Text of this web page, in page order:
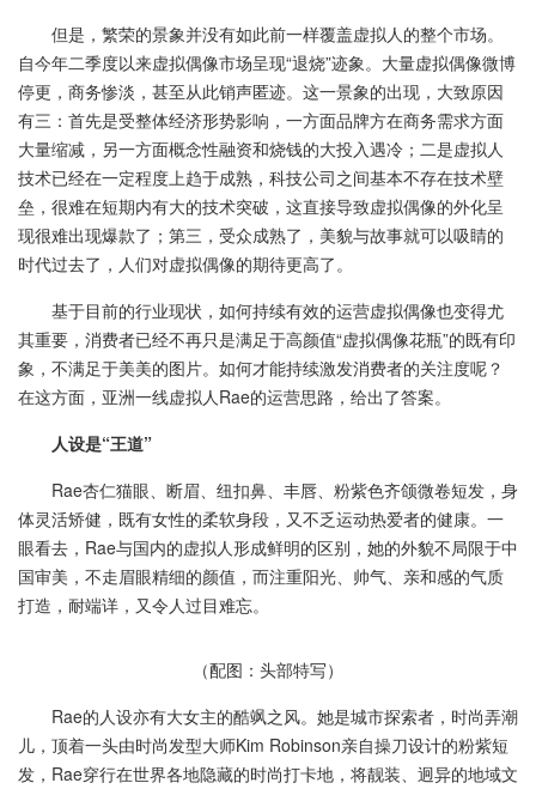
但是，繁荣的景象并没有如此前一样覆盖虚拟人的整个市场。
自今年二季度以来虚拟偶像市场呈现“退烧”迹象。大量虚拟偶像微博
停更，商务惨淡，甚至从此销声匿迹。这一景象的出现，大致原因
有三：首先是受整体经济形势影响，一方面品牌方在商务需求方面
大量缩减，另一方面概念性融资和烧钱的大投入遇冷；二是虚拟人
技术已经在一定程度上趋于成熟，科技公司之间基本不存在技术壁
垒，很难在短期内有大的技术突破，这直接导致虚拟偶像的外化呈
现很难出现爆款了；第三，受众成熟了，美貌与故事就可以吸睛的
时代过去了，人们对虚拟偶像的期待更高了。
基于目前的行业现状，如何持续有效的运营虚拟偶像也变得尤
其重要，消费者已经不再只是满足于高颜值“虚拟偶像花瓶”的既有印
象，不满足于美美的图片。如何才能持续激发消费者的关注度呢？
在这方面，亚洲一线虚拟人Rae的运营思路，给出了答案。
人设是“王道”
Rae杏仁猫眼、断眉、纽扣鼻、丰唇、粉紫色齐颌微卷短发，身
体灵活矫健，既有女性的柔软身段，又不乏运动热爱者的健康。一
眼看去，Rae与国内的虚拟人形成鲜明的区别，她的外貌不局限于中
国审美，不走眉眼精细的颜值，而注重阳光、帅气、亲和感的气质
打造，耐端详，又令人过目难忘。
（配图：头部特写）
Rae的人设亦有大女主的酷飒之风。她是城市探索者，时尚弄潮
儿，顶着一头由时尚发型大师Kim Robinson亲自操刀设计的粉紫短
发，Rae穿行在世界各地隐藏的时尚打卡地，将靓装、迥异的地域文